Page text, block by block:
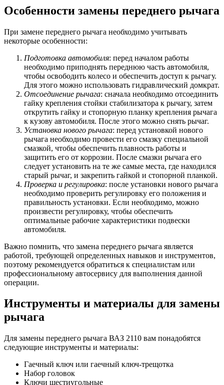
Особенности замены переднего рычага
При замене переднего рычага необходимо учитывать
некоторые особенности:
Подготовка автомобиля: перед началом работы
необходимо приподнять переднюю часть автомобиля,
чтобы освободить колесо и обеспечить доступ к рычагу.
Для этого можно использовать гидравлический домкрат.
Отсоединение рычага: сначала необходимо отсоединить
гайку крепления стойки стабилизатора к рычагу, затем
открутить гайку и стопорную планку крепления рычага
к кузову автомобиля. После этого можно снять рычаг.
Установка нового рычага: перед установкой нового
рычага необходимо провести его смазку специальной
смазкой, чтобы обеспечить плавность работы и
защитить его от коррозии. После смазки рычага его
следует установить на те же самые места, где находился
старый рычаг, и закрепить гайкой и стопорной планкой.
Проверка и регулировка: после установки нового рычага
необходимо проверить регулировку его положения и
правильность установки. Если необходимо, можно
произвести регулировку, чтобы обеспечить
оптимальные рабочие характеристики подвески
автомобиля.
Важно помнить, что замена переднего рычага является
работой, требующей определенных навыков и инструментов,
поэтому рекомендуется обратиться к специалистам или
профессиональному автосервису для выполнения данной
операции.
Инструменты и материалы для замены
рычага
Для замены переднего рычага ВАЗ 2110 вам понадобятся
следующие инструменты и материалы:
Гаечный ключ или гаечный ключ-трещотка
Набор головок
Ключи шестиугольные